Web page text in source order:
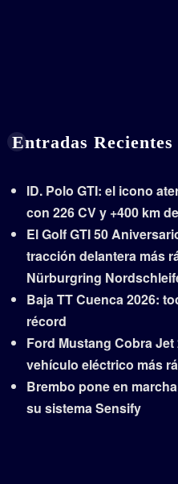
Entradas Recientes
ID. Polo GTI: el icono
con 226 CV y +400 km
El Golf GTI 50
tracción delantera más
Nürburgring
Baja TT Cuenca 2026:
récord
Ford Mustang Cobra
vehículo eléctrico más
Brembo pone en
su sistema Sensify